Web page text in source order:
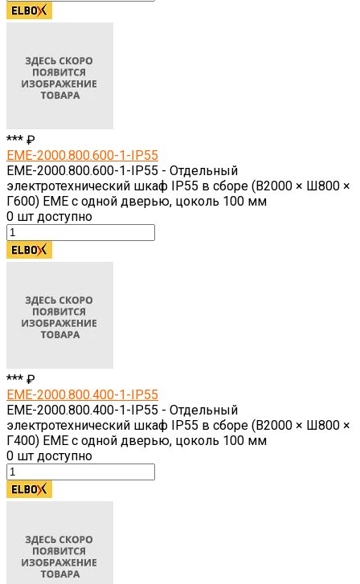
*** ₽
EME-2000.800.600-1-IP55
EME-2000.800.600-1-IP55 - Отдельный
электротехнический шкаф IP55 в сборе (В2000 × Ш800 ×
Г600) EME с одной дверью, цоколь 100 мм
0 шт доступно
*** ₽
EME-2000.800.400-1-IP55
EME-2000.800.400-1-IP55 - Отдельный
электротехнический шкаф IP55 в сборе (В2000 × Ш800 ×
Г400) EME с одной дверью, цоколь 100 мм
0 шт доступно